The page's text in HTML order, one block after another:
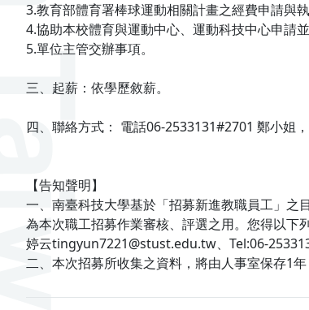
3.教育部體育署棒球運動相關計畫之經費申請與執
4.協助本校體育與運動中心、運動科技中心申請
5.單位主管交辦事項。
三、起薪：依學歷敘薪。
四、聯絡方式： 電話06-2533131#2701 鄭小
【告知聲明】
一、南臺科技大學基於「招募新進教職員工」之
為本次職工招募作業審核、評選之用。您得以下
婷云tingyun7221@stust.edu.tw、Tel:06-
二、本次招募所收集之資料，將由人事室保存1